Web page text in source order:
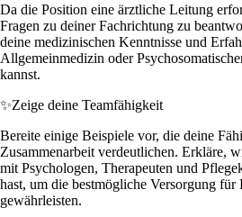
Da die Position eine ärztliche Leitung
Fragen zu deiner Fachrichtung zu
deine medizinischen Kenntnisse und
Allgemeinmedizin oder
kannst.
✨Zeige deine Teamfähigkeit
Bereite einige Beispiele vor, die deine
Zusammenarbeit verdeutlichen. Erkläre,
mit Psychologen, Therapeuten und
hast, um die bestmögliche Versorgung für
gewährleisten.